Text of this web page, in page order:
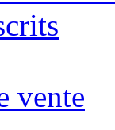
vente